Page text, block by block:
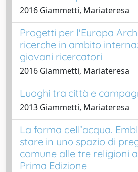
2016 Giammetti, Mariateresa
Progetti per l'Europa
ricerche in ambito
giovani ricercatori
2016 Giammetti, Mariateresa
Luoghi tra città e
2013 Giammetti, Mariateresa
La forma dell’acqua.
stare in uno spazio di
comune alle tre religioni
Prima Edizione